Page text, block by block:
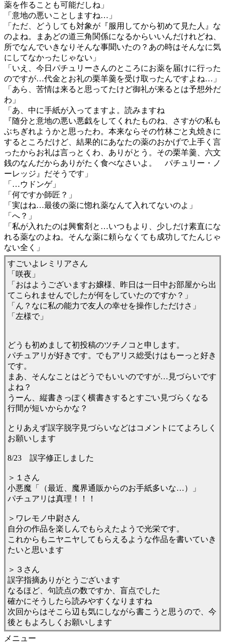
薬を作ることも可能だしね」
「意地の悪いことしますね…」
「ただ、どうしても対象が『服用してから初めて見た人』な
のよね。まあどの道三角関係になるからいいんだけれどね、
所でなんでいきなりそんな事聞いたの？あの時はそんなに気
にしてなかったじゃない」
「いえ、今日パチュリーさんのところにお薬を届けに行った
のですが…代金とお礼の栗羊羹を受け取ったんですよね…」
「あら、苦情は来ると思ってたけど御礼が来るとは予想外だ
わ」
「あ、中に手紙が入ってますよ。読みますね
『随分と意地の悪い悪戯をしてくれたものね、さすがの私も
ぶちぎれようかと思ったわ。本来ならその竹林ごと丸焼きに
するところだけど、結果的にあなたの薬のおかげで上手く言
ったからお礼は言っとくわ、ありがとう。その栗羊羹、六文
銭のなんだからありがたく食べなさいよ。 パチュリー・ノ
ーレッジ』だそうです」
「…ウドンゲ」
「何ですか師匠？」
「実はね…最後の薬に惚れ薬なんて入れてないのよ」
「へ？」
「私が入れたのは興奮剤と…いつもより、少しだけ素直にな
れる薬なのよね。そんな薬に頼らなくても成功してたんじゃ
ない全く」
すごいよレミリアさん
「咲夜」
「おはようございますお嬢様、昨日は一日中お部屋から出
てこられませんでしたが何をしていたのですか？」
「ん？なに私の能力で友人の幸せを操作しただけさ」
「左様で」
どうも初めまして初投稿のツチノコと申します。
パチュアリが好きです。でもアリス総受けはもーっと好き
です。
まあ、そんなことはどうでもいいのですが…見づらいです
よね？
うーん、縦書きっぽく横書きするとすごい見づらくなる
行間が短いからかな？
とりあえず誤字脱字見づらいなどはコメントにてよろしく
お願いします
8/23 誤字修正しました
＞１さん
小悪魔「（最近、魔界通販からのお手紙多いな…）」
パチュアリは真理！！！
＞ワレモノ中尉さん
自分の作品を楽しんでもらえたようで光栄です。
これからもニヤニヤしてもらえるような作品を書いていき
たいと思います
＞３さん
誤字指摘ありがとうございます
なるほど、句読点の数ですか、盲点でした
確かにそうしたら読みやすくなりますね
次回からはそこら辺も気にしながら書こうと思うので、今
後ともよろしくお願いします
メニュー